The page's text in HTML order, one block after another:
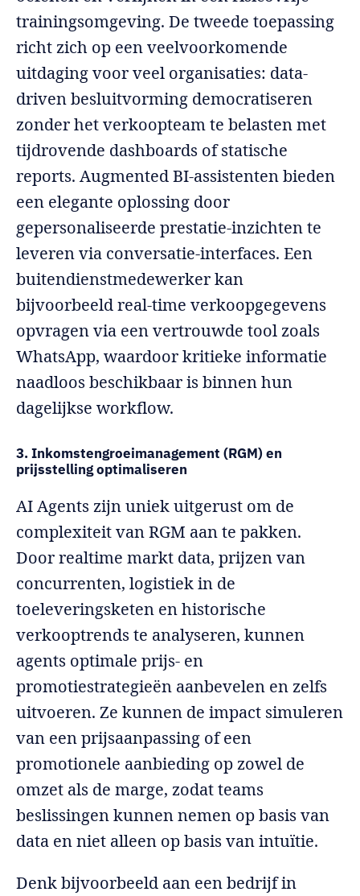
trainingsomgeving. De tweede toepassing
richt zich op een veelvoorkomende
uitdaging voor veel organisaties: data-
driven besluitvorming democratiseren
zonder het verkoopteam te belasten met
tijdrovende dashboards of statische
reports. Augmented BI-assistenten bieden
een elegante oplossing door
gepersonaliseerde prestatie-inzichten te
leveren via conversatie-interfaces. Een
buitendienstmedewerker kan
bijvoorbeeld real-time verkoopgegevens
opvragen via een vertrouwde tool zoals
WhatsApp, waardoor kritieke informatie
naadloos beschikbaar is binnen hun
dagelijkse workflow.
3. Inkomstengroeimanagement (RGM) en
prijsstelling optimaliseren
AI Agents zijn uniek uitgerust om de
complexiteit van RGM aan te pakken.
Door realtime markt data, prijzen van
concurrenten, logistiek in de
toeleveringsketen en historische
verkooptrends te analyseren, kunnen
agents optimale prijs- en
promotiestrategieën aanbevelen en zelfs
uitvoeren. Ze kunnen de impact simuleren
van een prijsaanpassing of een
promotionele aanbieding op zowel de
omzet als de marge, zodat teams
beslissingen kunnen nemen op basis van
data en niet alleen op basis van intuïtie.
Denk bijvoorbeeld aan een bedrijf in